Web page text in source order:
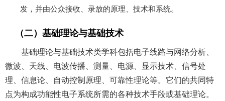
发，并由公众接收、录放的原理、技术和系统。
（二）基础理论与基础技术
基础理论与基础技术类学科包括电子线路与网络分析、
微波、天线、电波传播、测量、电源、显示技术、信号处
理、信息论、自动控制原理、可靠性理论等。它们的共同特
点为构成功能性电子系统所需的各种技术手段或基础理论。